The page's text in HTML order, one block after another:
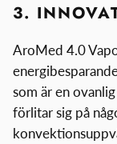
3.
AroMed 4.0
som är en
förlitar sig på